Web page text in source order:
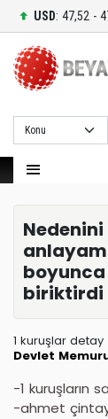
USD: 47,52 -
boyunca
biriktirdi
1 kuruşlar detay
Devlet
-1 kuruşların
-ahmet